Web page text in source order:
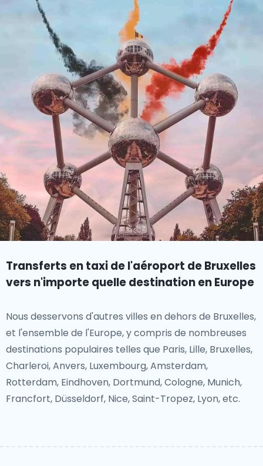
Transferts en taxi de l'aéroport de Bruxelles
vers n'importe quelle destination en Europe
Nous desservons d'autres villes en dehors de Bruxelles,
et l'ensemble de l'Europe, y compris de nombreuses
destinations populaires telles que Paris, Lille, Bruxelles,
Charleroi, Anvers, Luxembourg, Amsterdam,
Rotterdam, Eindhoven, Dortmund, Cologne, Munich,
Francfort, Düsseldorf, Nice, Saint-Tropez, Lyon, etc.